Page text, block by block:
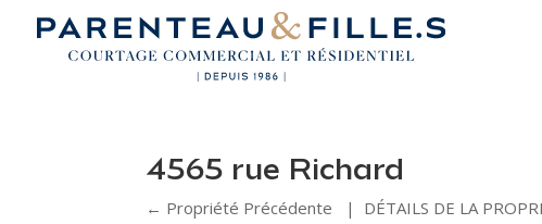
4565 rue Richard
← Propriété Précédente | DÉTAILS DE LA